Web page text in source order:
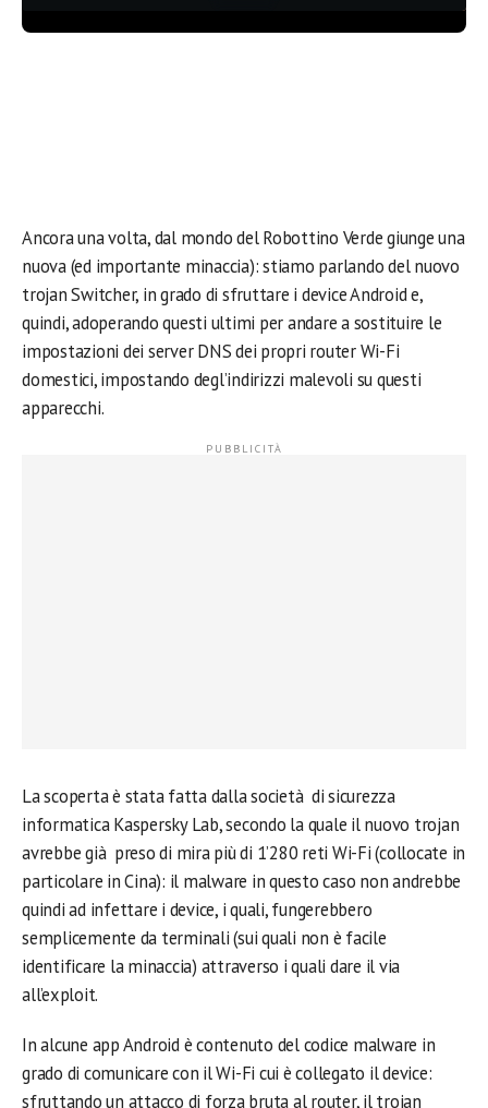
Ancora una volta, dal mondo del Robottino Verde giunge una
nuova (ed importante minaccia): stiamo parlando del nuovo
trojan Switcher, in grado di sfruttare i device Android e,
quindi, adoperando questi ultimi per andare a sostituire le
impostazioni dei server DNS dei propri router Wi-Fi
domestici, impostando degl’indirizzi malevoli su questi
apparecchi.
La scoperta è stata fatta dalla società di sicurezza
informatica Kaspersky Lab, secondo la quale il nuovo trojan
avrebbe già preso di mira più di 1’280 reti Wi-Fi (collocate in
particolare in Cina): il malware in questo caso non andrebbe
quindi ad infettare i device, i quali, fungerebbero
semplicemente da terminali (sui quali non è facile
identificare la minaccia) attraverso i quali dare il via
all’exploit.
In alcune app Android è contenuto del codice malware in
grado di comunicare con il Wi-Fi cui è collegato il device:
sfruttando un attacco di forza bruta al router, il trojan